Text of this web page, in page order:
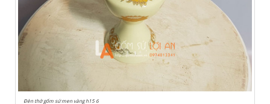
Đèn thờ gốm sứ men vàng h15 6